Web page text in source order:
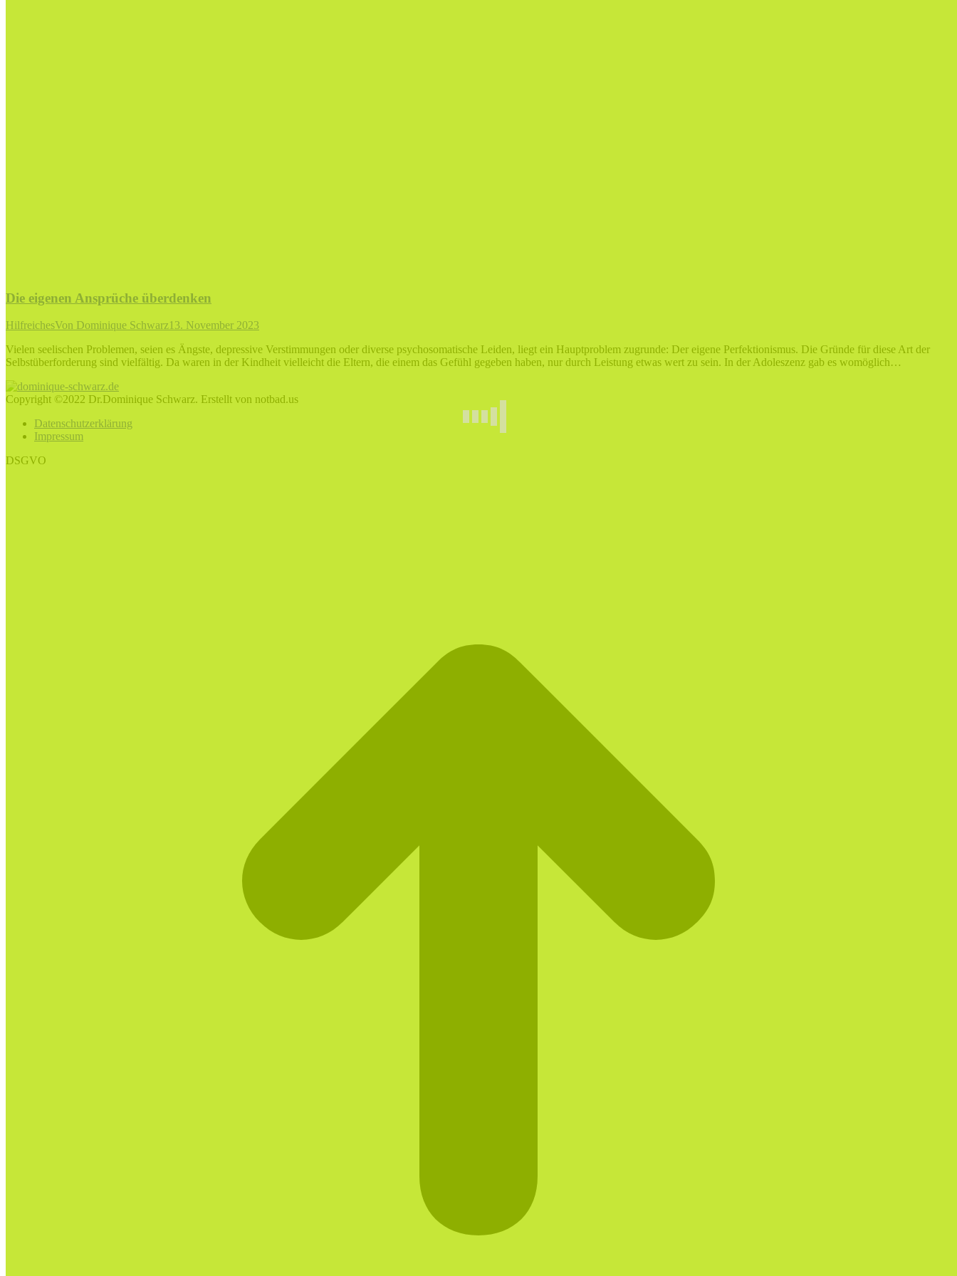
Die eigenen Ansprüche überdenken
HilfreichesVon Dominique Schwarz13. November 2023
Vielen seelischen Problemen, seien es Ängste, depressive Verstimmungen oder diverse psychosomatische Leiden, liegt ein Hauptproblem zugrunde: Der eigene Perfektionismus. Die Gründe für diese Art der
Selbstüberforderung sind vielfältig. Da waren in der Kindheit vielleicht die Eltern, die einem das Gefühl gegeben haben, nur durch Leistung etwas wert zu sein. In der Adoleszenz gab es womöglich…
Copyright ©2022 Dr.Dominique Schwarz. Erstellt von notbad.us
Datenschutzerklärung
Impressum
DSGVO